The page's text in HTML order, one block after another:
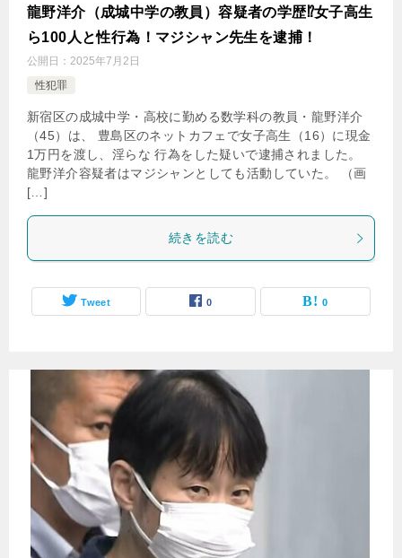
龍野洋介（成城中学の教員）容疑者の学歴⁉女子高生
ら100人と性行為！マジシャン先生を逮捕！
公開日： 2025年7月2日
性犯罪
新宿区の成城中学・高校に勤める数学科の教員・龍野洋介
（45）は、 豊島区のネットカフェで女子高生（16）に現金
1万円を渡し、淫らな 行為をした疑いで逮捕されました。
龍野洋介容疑者はマジシャンとしても活動していた。 （画
[…]
続きを読む
Tweet 0 0